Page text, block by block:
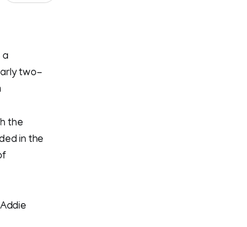
a
two-
the
in the